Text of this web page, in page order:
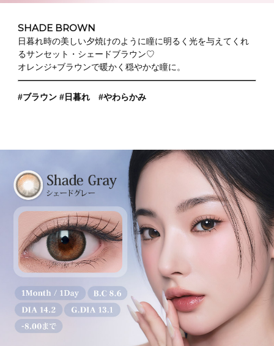
SHADE BROWN
日暮れ時の美しい夕焼けのように瞳に明るく光を与えてくれ
るサンセット・シェードブラウン♡
オレンジ+ブラウンで暖かく穏やかな瞳に。
#ブラウン #日暮れ #やわらかみ